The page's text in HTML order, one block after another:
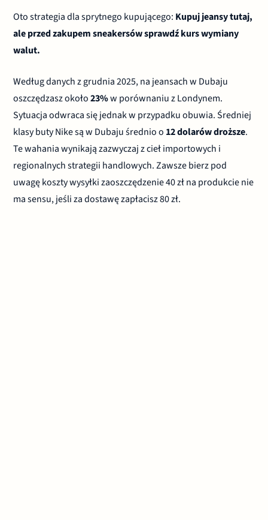
Oto strategia dla sprytnego kupującego: Kupuj jeansy tutaj,
ale przed zakupem sneakersów sprawdź kurs wymiany
walut.
Według danych z grudnia 2025, na jeansach w Dubaju
oszczędzasz około23%w porównaniu z Londynem.
Sytuacja odwraca się jednak w przypadku obuwia. Średniej
klasy buty Nike są w Dubaju średnio o 12 dolarów droższe.
Te wahania wynikają zazwyczaj z cieł importowych i
regionalnych strategii handlowych. Zawsze bierz pod
uwagę koszty wysyłki zaoszczędzenie 40 zł na produkcie nie
ma sensu, jeśli za dostawę zapłacisz 80 zł.